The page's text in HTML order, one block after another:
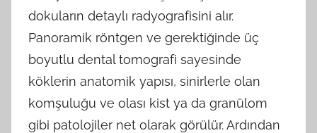
dokuların detaylı radyografisini alır.
Panoramik röntgen ve gerektiğinde üç
boyutlu dental tomografi sayesinde
köklerin anatomik yapısı, sinirlerle olan
komşuluğu ve olası kist ya da granülom
gibi patolojiler net olarak görülür. Ardından